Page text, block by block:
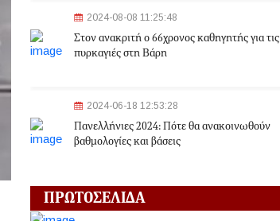
2024-08-08 11:25:48
Στον ανακριτή ο 66χρονος καθηγητής για τις
πυρκαγιές στη Βάρη
2024-06-18 12:53:28
Πανελλήνιες 2024: Πότε θα ανακοινωθούν
βαθμολογίες και βάσεις
2024-06-18 12:19:02
ΠΡΩΤΟΣΕΛΙΔΑ